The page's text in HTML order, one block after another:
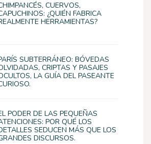
CUERVOS,
¿QUIÉN FABRICA
HERRAMIENTAS?
SUBTERRÁNEO: BÓVEDAS
CRIPTAS Y PASAJES
LA GUÍA DEL PASEANTE
PODER DE LAS PEQUEÑAS
POR QUÉ LOS
SEDUCEN MÁS QUE LOS
DISCURSOS.